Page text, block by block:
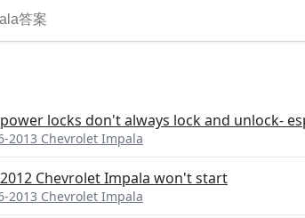
locks don't always lock and unlock-
2013 Chevrolet Impala
Chevrolet Impala won't start
2013 Chevrolet Impala